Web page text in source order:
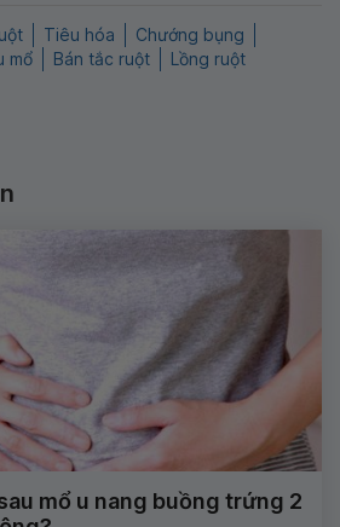
Tiêu hóa
Chướng bụng
mổ Bán tắc ruột Lồng ruột
mổ u nang buồng trứng 2